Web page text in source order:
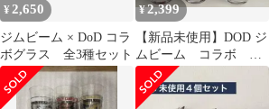
¥ 2,650
ジムビーム × DoD コラ
ボグラス 全3種セット
¥2,399
【新品未使用】DOD ジ
ムビーム コラボ グ
ラス 3個セット 非売
品